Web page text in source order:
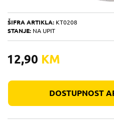
ŠIFRA ARTIKLA: KT0208
STANJE: NA UPIT
12,90 KM
DOSTUPNOST